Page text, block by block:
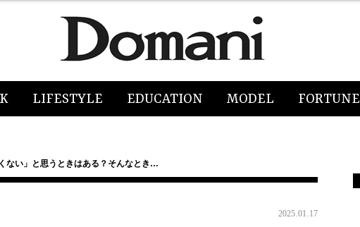
LIFESTYLE EDUCATION MODEL FORTUNE
ない」と思うときはある？そんなとき…
2025.01.17